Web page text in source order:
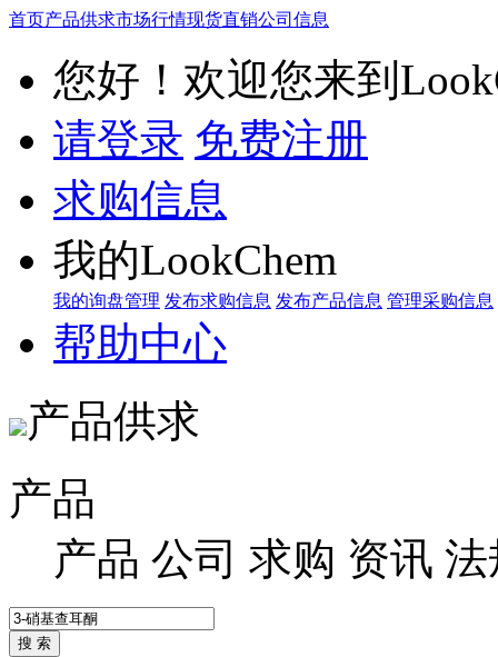
首页产品供求市场行情现货直销公司信息
您好！欢迎您来到
请登录 免费注册
求购信息
我的LookChem
我的询盘管理 发布求购信息 发布产品信息 管理采购信息
帮助中心
产品供求
产品
产品 公司 求购 资讯 法
搜 索